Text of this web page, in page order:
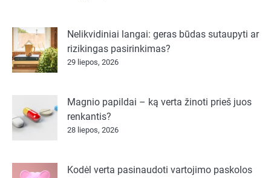
Nelikvidiniai langai: geras būdas sutaupyti ar
rizikingas pasirinkimas?
29 liepos, 2026
Magnio papildai – ką verta žinoti prieš juos
renkantis?
28 liepos, 2026
Kodėl verta pasinaudoti vartojimo paskolos